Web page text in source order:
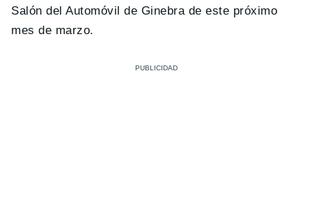
Salón del Automóvil de Ginebra de este próximo
mes de marzo.